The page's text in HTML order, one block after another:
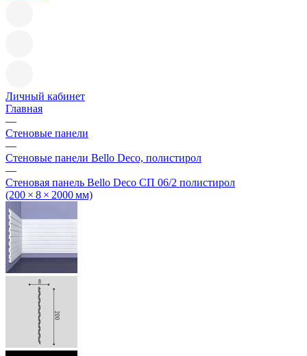
Личный кабинет
Главная
—
Стеновые панели
—
Стеновые панели Bello Deco, полистирол
—
Стеновая панель Bello Deco СП 06/2 полистирол
(200 × 8 × 2000 мм)